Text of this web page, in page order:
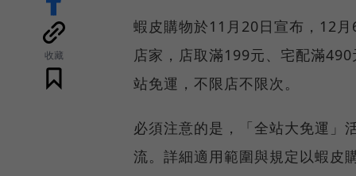
收藏
蝦皮購物於11月20日宣布，12
店家，店取滿199元、宅配滿
站免運，不限店不限次。
必須注意的是，「全站大免運」
流。詳細適用範圍與規定以蝦皮